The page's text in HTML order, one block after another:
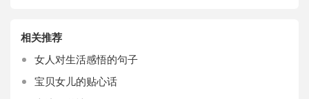
相关推荐
女人对生活感悟的句子
宝贝女儿的贴心话